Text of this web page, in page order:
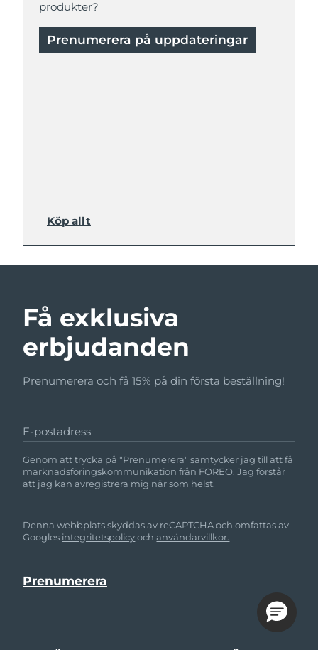
produkter?
Prenumerera på uppdateringar
Köp allt
Få exklusiva
erbjudanden
Prenumerera och få 15% på din första beställning!
E-postadress
Genom att trycka på "Prenumerera" samtycker jag till att få
marknadsföringskommunikation från FOREO. Jag förstår
att jag kan avregistrera mig när som helst.
Denna webbplats skyddas av reCAPTCHA och omfattas av
Googles integritetspolicyochanvändarvillkor.